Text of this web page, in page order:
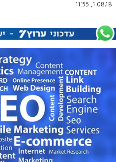
1.08.18, 11:55